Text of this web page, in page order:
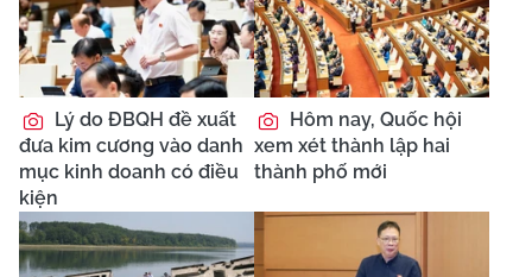
Lý do ĐBQH đề xuất
đưa kim cương vào danh
mục kinh doanh có điều
kiện
Hôm nay, Quốc hội
xem xét thành lập hai
thành phố mới